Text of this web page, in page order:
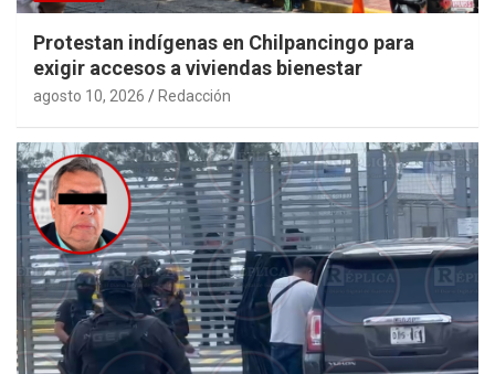
Protestan indígenas en Chilpancingo para
exigir accesos a viviendas bienestar
agosto 10, 2026 Redacción